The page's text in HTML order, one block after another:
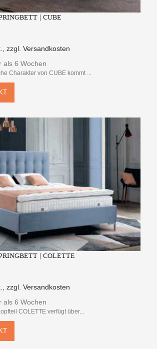
| CUBE
,zzgl.Versandkosten
als 6 Wochen
Charakter von CUBE kommt ...
| COLETTE
,zzgl.Versandkosten
als 6 Wochen
COLETTE verfügt über...